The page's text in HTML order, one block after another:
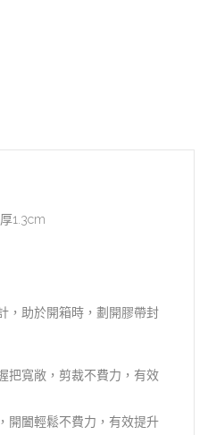
1.3cm
，助於開箱時，劃開膠帶封
把寬敞，剪裁不費力，有效
開闔輕鬆不費力，有效提升